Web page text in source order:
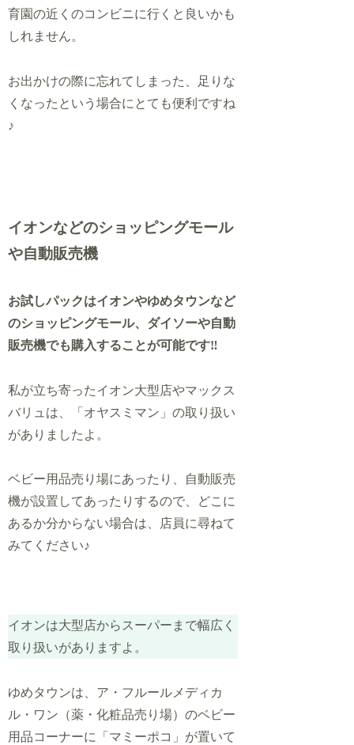
育園の近くのコンビニに行くと良いかも
しれません。
お出かけの際に忘れてしまった、足りな
くなったという場合にとても便利ですね
♪
イオンなどのショッピングモール
や自動販売機
お試しパックはイオンやゆめタウンなど
のショッピングモール、ダイソーや自動
販売機でも購入することが可能です‼
私が立ち寄ったイオン大型店やマックス
バリュは、「オヤスミマン」の取り扱い
がありましたよ。
ベビー用品売り場にあったり、自動販売
機が設置してあったりするので、どこに
あるか分からない場合は、店員に尋ねて
みてください♪
イオンは大型店からスーパーまで幅広く
取り扱いがありますよ。
ゆめタウンは、ア・フルールメディカ
ル・ワン（薬・化粧品売り場）のベビー
用品コーナーに「マミーポコ」が置いて